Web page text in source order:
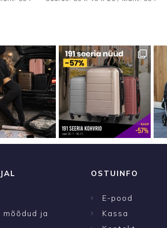
€.
€.
70.00 €.
33.90 €.
mõõdud ja
OSTUINFO
E-pood
Kassa